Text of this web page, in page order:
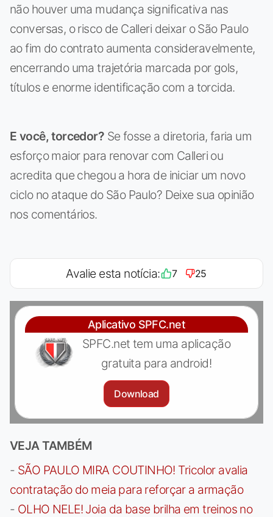
não houver uma mudança significativa nas
conversas, o risco de Calleri deixar o São Paulo
ao fim do contrato aumenta consideravelmente,
encerrando uma trajetória marcada por gols,
títulos e enorme identificação com a torcida.
E você, torcedor? Se fosse a diretoria, faria um
esforço maior para renovar com Calleri ou
acredita que chegou a hora de iniciar um novo
ciclo no ataque do São Paulo? Deixe sua opinião
nos comentários.
Avalie esta notícia: 7 25
Aplicativo SPFC.net
SPFC.net tem uma aplicação
gratuita para android!
Download
VEJA TAMBÉM
- SÃO PAULO MIRA COUTINHO! Tricolor avalia
contratação do meia para reforçar a armação
- OLHO NELE! Joia da base brilha em treinos no